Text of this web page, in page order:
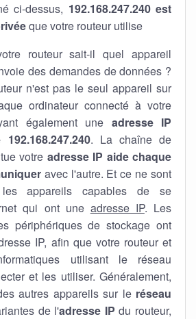
ci-dessus, 192.168.247.240 est
que votre routeur utilise
routeur sait-il quel appareil
des demandes de données ?
n'est pas le seul appareil sur
ordinateur connecté à votre
également une adresse IP
. La chaîne de
votre adresse IP aide chaque
avec l'autre. Et ce ne sont
appareils capables de se
qui ont une adresse IP. Les
périphériques de stockage ont
IP, afin que votre routeur et
utilisant le réseau
et les utiliser. Généralement,
autres appareils sur le réseau
de l'adresse IP du routeur,